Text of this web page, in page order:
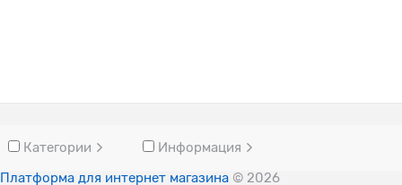
Категории Информация
Платформа для интернет магазина © 2026